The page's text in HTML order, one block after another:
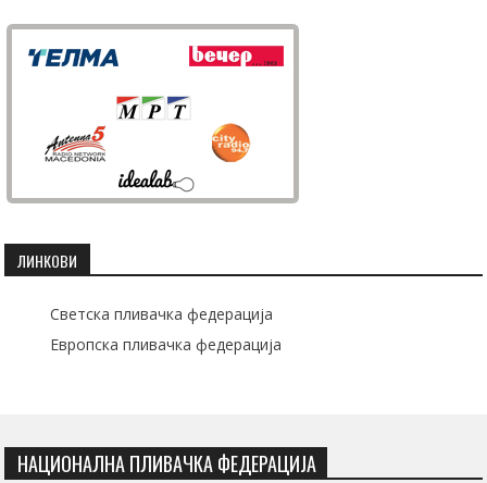
ЛИНКОВИ
Светска пливачка федерација
Европска пливачка федерација
НАЦИОНАЛНА ПЛИВАЧКА ФЕДЕРАЦИЈА